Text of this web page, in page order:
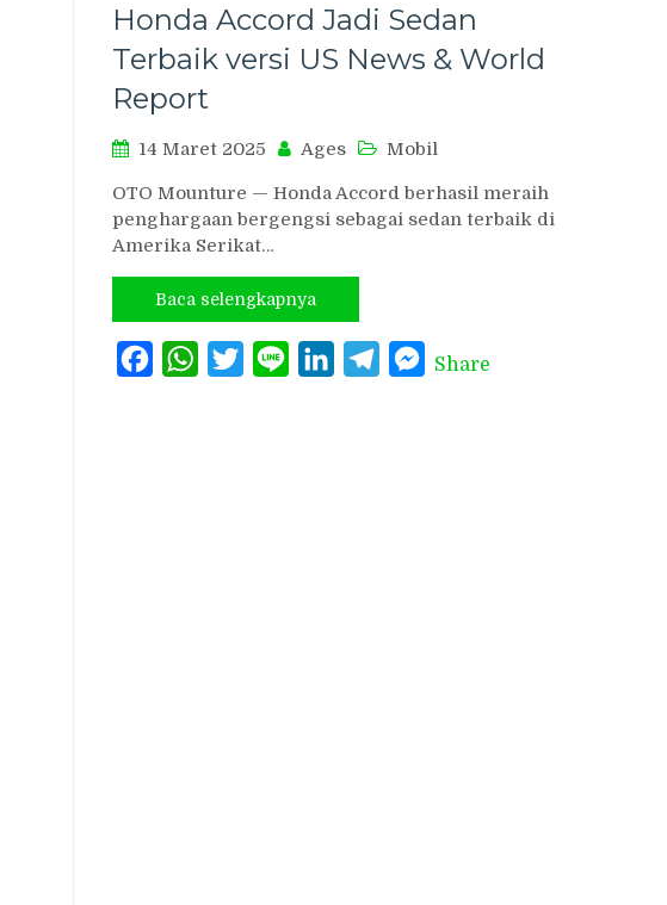
Honda Accord Jadi Sedan
Terbaik versi US News & World
Report
14 Maret 2025 Ages Mobil
OTO Mounture — Honda Accord berhasil meraih
penghargaan bergengsi sebagai sedan terbaik di
Amerika Serikat…
Baca selengkapnya
FacebookWhatsAppTwitterLine LinkedInTelegramMessenger
Share